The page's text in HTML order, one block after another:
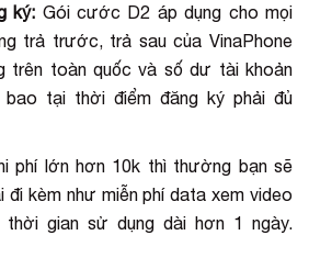
ký: Gói cước D2 áp dụng cho mọi
trả trước, trả sau của VinaPhone
trên toàn quốc và số dư tài khoản
bao tại thời điểm đăng ký phải đủ
phí lớn hơn 10k thì thường bạn sẽ
đi kèm như miễn phí data xem video
thời gian sử dụng dài hơn 1 ngày.